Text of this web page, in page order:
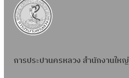
การประปานครหลวง สำนักงานใหญ่